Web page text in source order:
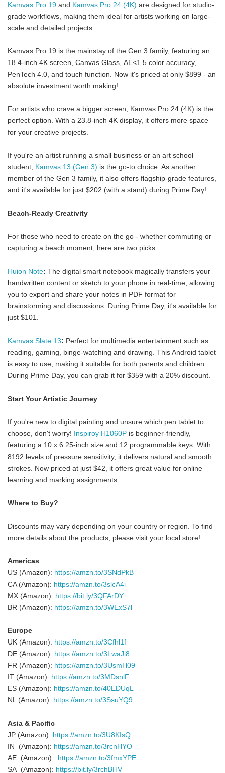
Kamvas Pro 19 and Kamvas Pro 24 (4K) are designed for studio-
grade workflows, making them ideal for artists working on large-
scale and detailed projects.
Kamvas Pro 19 is the mainstay of the Gen 3 family, featuring an
18.4-inch 4K screen, Canvas Glass, ΔE<1.5 color accuracy,
PenTech 4.0, and touch function. Now it's priced at only $899 - an
absolute investment worth making!
For artists who crave a bigger screen, Kamvas Pro 24 (4K) is the
perfect option. With a 23.8-inch 4K display, it offers more space
for your creative projects.
If you're an artist running a small business or an art school
student, Kamvas 13 (Gen 3) is the go-to choice. As another
member of the Gen 3 family, it also offers flagship-grade features,
and it's available for just $202 (with a stand) during Prime Day!
Beach-Ready Creativity
For those who need to create on the go - whether commuting or
capturing a beach moment, here are two picks:
Huion Note: The digital smart notebook magically transfers your
handwritten content or sketch to your phone in real-time, allowing
you to export and share your notes in PDF format for
brainstorming and discussions. During Prime Day, it's available for
just $101.
Kamvas Slate 13: Perfect for multimedia entertainment such as
reading, gaming, binge-watching and drawing. This Android tablet
is easy to use, making it suitable for both parents and children.
During Prime Day, you can grab it for $359 with a 20% discount.
Start Your Artistic Journey
If you're new to digital painting and unsure which pen tablet to
choose, don't worry! Inspiroy H1060P is beginner-friendly,
featuring a 10 x 6.25-inch size and 12 programmable keys. With
8192 levels of pressure sensitivity, it delivers natural and smooth
strokes. Now priced at just $42, it offers great value for online
learning and marking assignments.
Where to Buy?
Discounts may vary depending on your country or region. To find
more details about the products, please visit your local store!
Americas
US (Amazon): https://amzn.to/3SNdPkB
CA (Amazon): https://amzn.to/3slcA4i
MX (Amazon): https://bit.ly/3QFArDY
BR (Amazon): https://amzn.to/3WExS7l
Europe
UK (Amazon): https://amzn.to/3Cfhl1f
DE (Amazon): https://amzn.to/3LwaJi8
FR (Amazon): https://amzn.to/3UsmH09
IT (Amazon): https://amzn.to/3MDsnlF
ES (Amazon): https://amzn.to/40EDUqL
NL (Amazon): https://amzn.to/3SsuYQ9
Asia & Pacific
JP (Amazon): https://amzn.to/3U8KIsQ
IN (Amazon): https://amzn.to/3rcnHYO
AE (Amazon) : https://amzn.to/3fmxYPE
SA (Amazon): https://bit.ly/3rchBHV